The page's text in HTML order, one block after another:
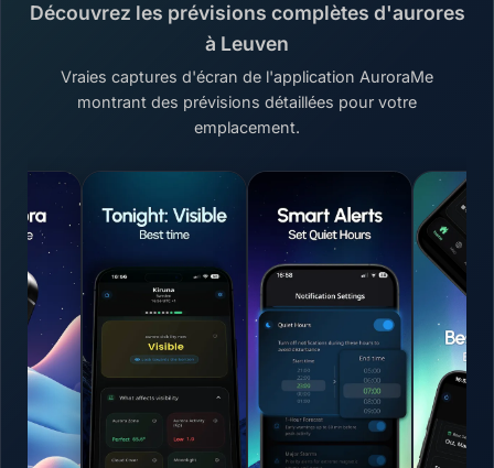
Découvrez les prévisions complètes d'aurores
à Leuven
Vraies captures d'écran de l'application AuroraMe
montrant des prévisions détaillées pour votre
emplacement.